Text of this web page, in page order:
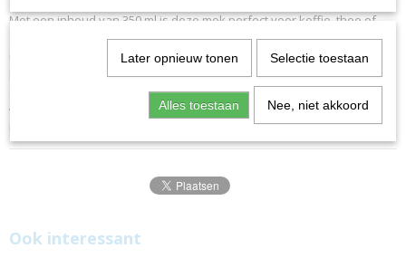
Met een inhoud van 350 ml is deze mok perfect voor koffie, thee of
andere warme dranken. De gematteerde afwerking geeft het een
moderne en verfijnde uitstraling, terwijl het bamboe deksel en
handvat een natuurlijke en duurzame touch toevoegen. Ideaal om je
drankjes langer warm te houden en ongewenst morsen te
voorkomen. Geniet van je momenten van ontspanning met deze
Ook interessant
Later opnieuw tonen Selectie toestaan
Alles toestaan Nee, niet akkoord